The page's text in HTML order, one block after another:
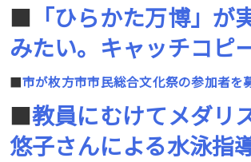
■ 「ひらかた万博」が
みたい。キャッチコピ
■市が枚方市市民総合文化祭の参加者を
■教員にむけてメダリ
悠子さんによる水泳指